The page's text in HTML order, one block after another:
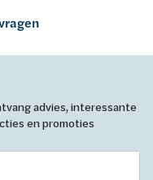
advies, interessante
en promoties